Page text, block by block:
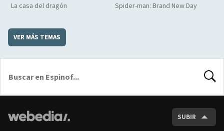
La casa del dragón Spider-man: Brand New Day
VER MÁS TEMAS
SUBIR